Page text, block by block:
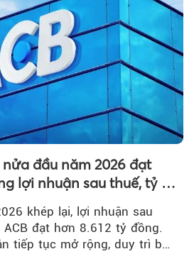
đầu năm 2026 đạt
lợi nhuận sau thuế, tỷ lệ
khép lại, lợi nhuận sau
đạt hơn 8.612 tỷ đồng.
tiếp tục mở rộng, duy trì bộ